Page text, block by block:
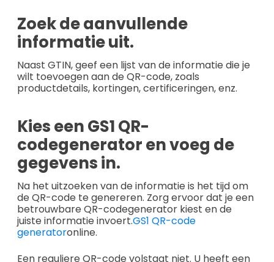
Zoek de aanvullende
informatie uit.
Naast GTIN, geef een lijst van de informatie die je
wilt toevoegen aan de QR-code, zoals
productdetails, kortingen, certificeringen, enz.
Kies een GS1 QR-
codegenerator en voeg de
gegevens in.
Na het uitzoeken van de informatie is het tijd om
de QR-code te genereren. Zorg ervoor dat je een
betrouwbare QR-codegenerator kiest en de
juiste informatie invoert.GS1 QR-code
generatoronline.
Een reguliere QR-code volstaat niet. U heeft een